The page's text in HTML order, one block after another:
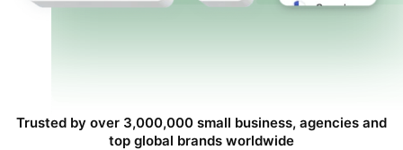
Trusted by over 3,000,000 small business, agencies and
top global brands worldwide